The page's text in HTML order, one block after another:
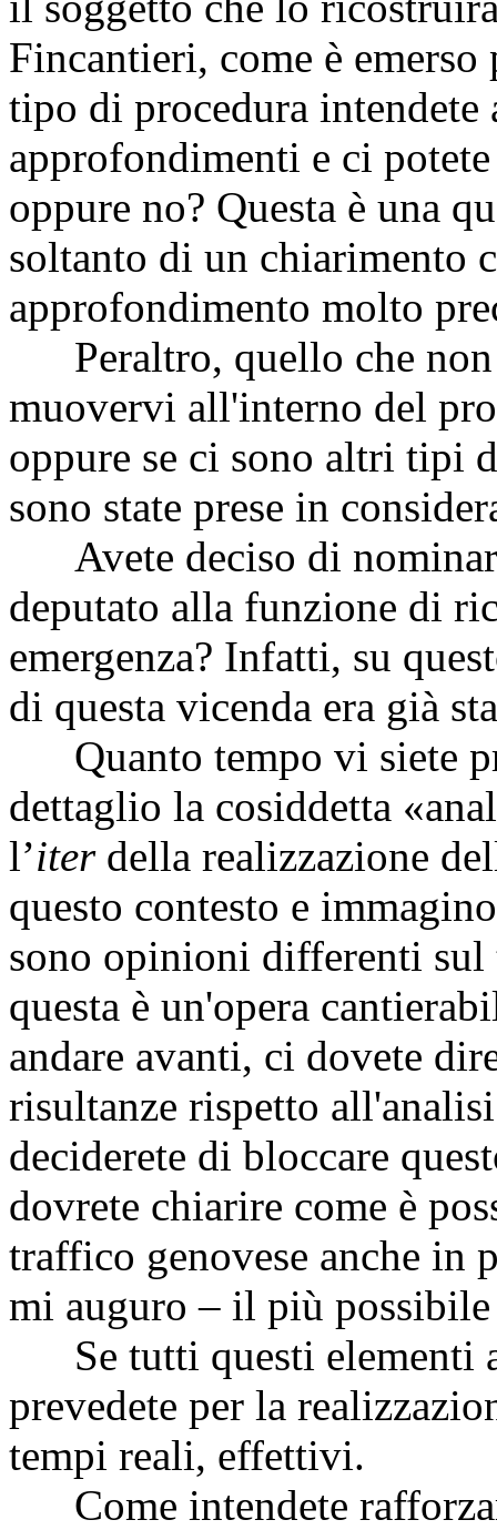
Fincantieri, come è
tipo di procedura intendete
approfondimenti e ci potete
oppure no? Questa è una
soltanto di un chiarimento
approfondimento molto
Peraltro, quello che non
muovervi all'interno del
oppure se ci sono altri tipi
sono state prese in
Avete deciso di
deputato alla funzione di
emergenza? Infatti, su
di questa vicenda era già
Quanto tempo vi siete
dettaglio la cosiddetta
l’iterdella realizzazione
questo contesto e
sono opinioni differenti sul
questa è un'opera
andare avanti, ci dovete
risultanze rispetto
deciderete di bloccare
dovrete chiarire come è
traffico genovese anche in
mi auguro – il più
Se tutti questi elementi
prevedete per la
tempi reali, effettivi.
Come intendete